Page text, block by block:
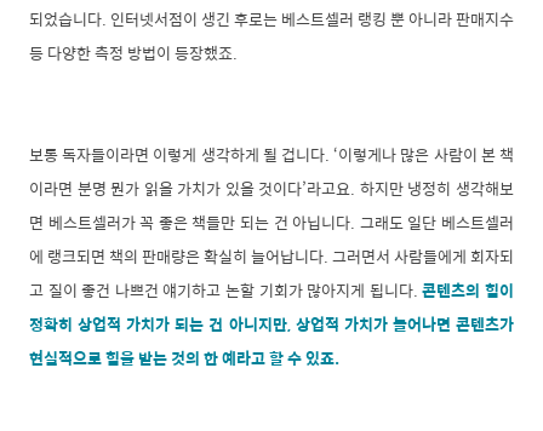
되었습니다. 인터넷서점이 생긴 후로는 베스트셀러 랭킹 뿐 아니라 판매지수
등 다양한 측정 방법이 등장했죠.
보통 독자들이라면 이렇게 생각하게 될 겁니다. ‘이렇게나 많은 사람이 본 책
이라면 분명 뭔가 읽을 가치가 있을 것이다’라고요. 하지만 냉정히 생각해보
면 베스트셀러가 꼭 좋은 책들만 되는 건 아닙니다. 그래도 일단 베스트셀러
에 랭크되면 책의 판매량은 확실히 늘어납니다. 그러면서 사람들에게 회자되
고 질이 좋건 나쁘건 얘기하고 논할 기회가 많아지게 됩니다.콘텐츠의 힘이
정확히 상업적 가치가 되는 건 아니지만, 상업적 가치가 늘어나면 콘텐츠가
현실적으로 힘을 받는 것의 한 예라고 할 수 있죠.